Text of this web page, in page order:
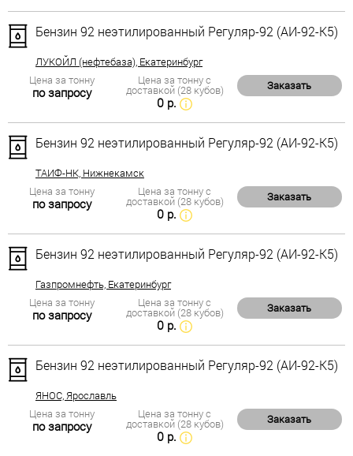
Бензин 92 неэтилированный Регуляр-92 (АИ-92-К5)
ЛУКОЙЛ (нефтебаза), Екатеринбург
Цена за тонну
по запросу
Цена за тонну с
доставкой (28 кубов)
0 р.
Заказать
Бензин 92 неэтилированный Регуляр-92 (АИ-92-К5)
ТАИФ-НК, Нижнекамск
Цена за тонну
по запросу
Цена за тонну с
доставкой (28 кубов)
0 р.
Заказать
Бензин 92 неэтилированный Регуляр-92 (АИ-92-К5)
Газпромнефть, Екатеринбург
Цена за тонну
по запросу
Цена за тонну с
доставкой (28 кубов)
0 р.
Заказать
Бензин 92 неэтилированный Регуляр-92 (АИ-92-К5)
ЯНОС, Ярославль
Цена за тонну
по запросу
Цена за тонну с
доставкой (28 кубов)
0 р.
Заказать